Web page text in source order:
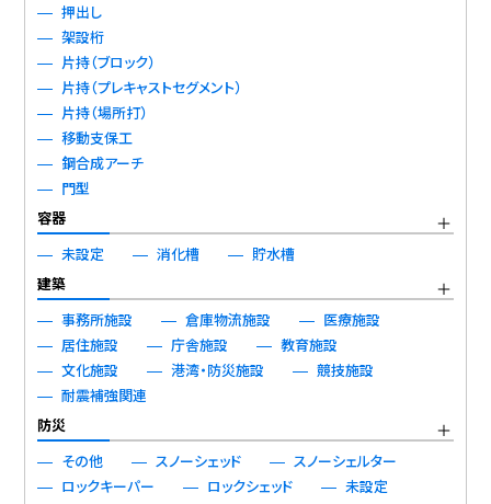
押出し
架設桁
片持（ブロック）
片持（プレキャストセグメント）
片持（場所打）
移動支保工
鋼合成アーチ
門型
容器
未設定
消化槽
貯水槽
建築
事務所施設
倉庫物流施設
医療施設
居住施設
庁舎施設
教育施設
文化施設
港湾・防災施設
競技施設
耐震補強関連
防災
その他
スノーシェッド
スノーシェルター
ロックキーパー
ロックシェッド
未設定